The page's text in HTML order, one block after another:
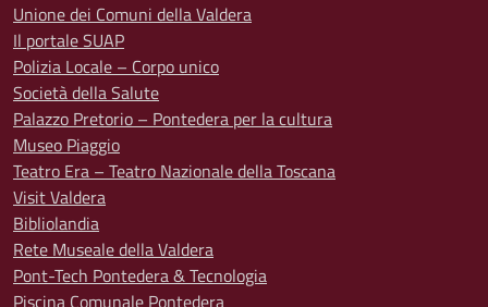
Unione dei Comuni della Valdera
Il portale SUAP
Polizia Locale – Corpo unico
Società della Salute
Palazzo Pretorio – Pontedera per la cultura
Museo Piaggio
Teatro Era – Teatro Nazionale della Toscana
Visit Valdera
Bibliolandia
Rete Museale della Valdera
Pont-Tech Pontedera & Tecnologia
Piscina Comunale Pontedera